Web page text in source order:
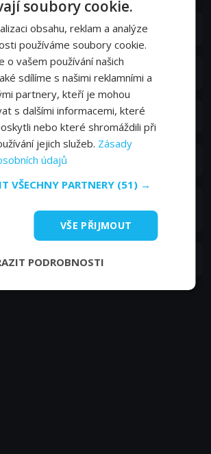
TV Plus online?
k online vysílání TV Plus?
na sledování TV Plus online?
Plus online z jiné země?
TV Plus online?
soubory cookie.
obsahu, reklam a analýze
používáme soubory cookie.
o vašem používání našich
sdílíme s našimi reklamními a
partnery, kteří je mohou
s dalšími informacemi, které
nebo které shromáždili při
jejich služeb. Zásady
údajů
VŠECHNY PARTNERY (51) →
VŠE PŘIJMOUT
PODROBNOSTI